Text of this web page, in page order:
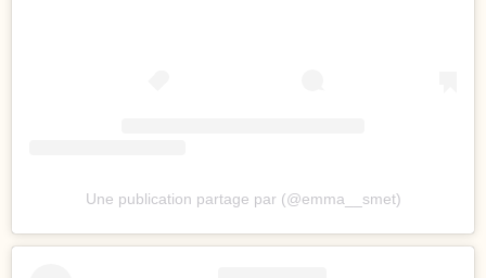
Une publication partage par (@emma__smet)